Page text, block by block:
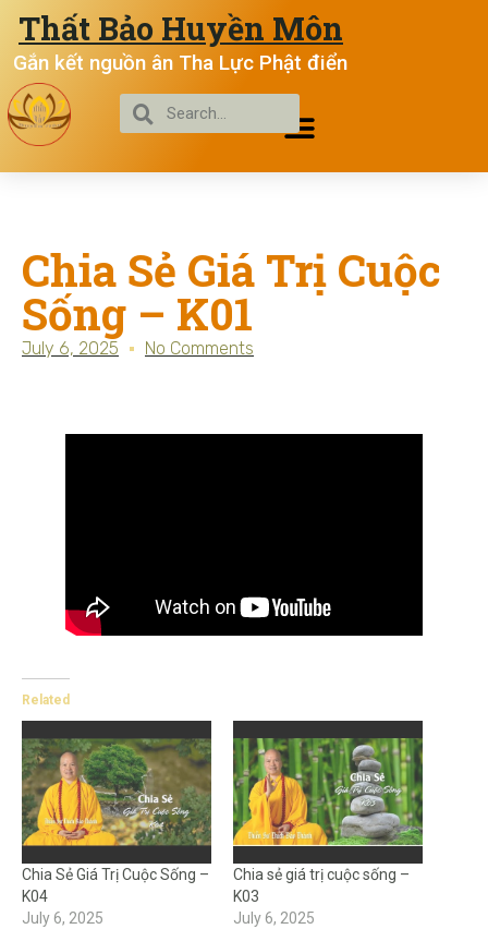
Thất Bảo Huyền Môn
Gắn kết nguồn ân Tha Lực Phật điển
Chia Sẻ Giá Trị Cuộc
Sống – K01
July 6, 2025 No Comments
Related
Chia Sẻ Giá Trị Cuộc Sống –
K04
July 6, 2025
Chia sẻ giá trị cuộc sống –
K03
July 6, 2025